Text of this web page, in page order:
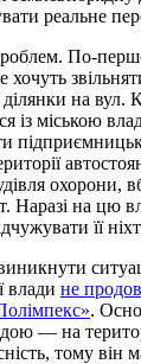
реальне
По-
хочуть
ділянки на
із міською
охорони,
Наразі на цю
її
влади не
.
— на
тому він